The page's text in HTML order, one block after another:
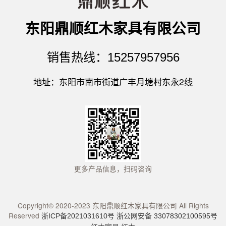
东阳鼎顺红木家具有限公司
销售热线：15257957956
地址：东阳市南市街道广丰月塘村东永2线
更多产品信息，扫码咨询
Copyright© 2020-2023 东阳鼎顺红木家具有限公司 All Rights
Reserved 浙ICP备2021031610号 浙公网安备 33078302100595号